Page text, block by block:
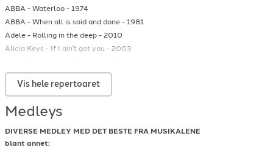
ABBA - Waterloo - 1974
ABBA - When all is said and done - 1981
Adele - Rolling in the deep - 2010
Alicia Keys - If I ain't got you - 2003
The Beatles-All my loving-1964
Bob Dylan-To make you feel my love
Bruno Mars-Treasure
Chaka Khan-Ain't nobody-1983
Chaka Khan-
Vis hele repertoaret
Medleys
DIVERSE MEDLEY MED DET BESTE FRA MUSIKALENE
blant annet: